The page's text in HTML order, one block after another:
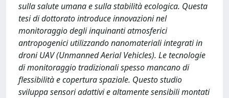
sulla salute umana e sulla stabilità ecologica. Questa
tesi di dottorato introduce innovazioni nel
monitoraggio degli inquinanti atmosferici
antropogenici utilizzando nanomateriali integrati in
droni UAV (Unmanned Aerial Vehicles). Le tecnologie
di monitoraggio tradizionali spesso mancano di
flessibilità e copertura spaziale. Questo studio
sviluppa sensori adattivi e altamente sensibili montati